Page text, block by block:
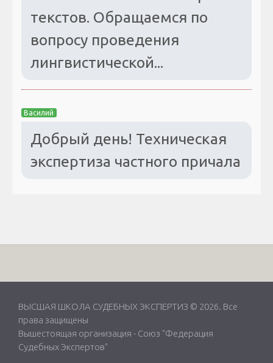
текстов. Обращаемся по
вопросу проведения
лингвистической...
Василий
Добрый день! Техническая
экспертиза частного причала
ВЫСШАЯ ШКОЛА СУДЕБНЫХ ЭКСПЕРТИЗ © 2026. Все
права защищены
Вышестоящая организация - Союз "Федерация
Судебных Экспертов"